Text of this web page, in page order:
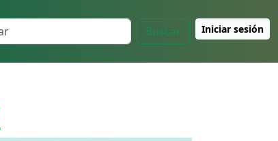
Buscar Iniciar sesión